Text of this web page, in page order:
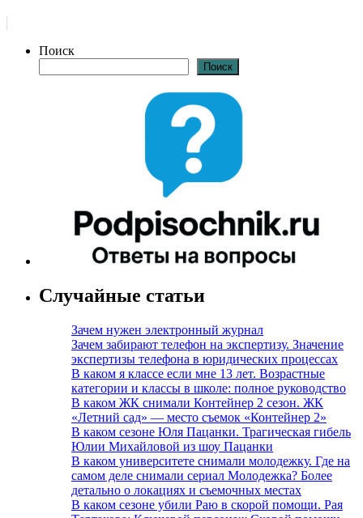
Поиск
Поиск
Случайные статьи
Зачем нужен электронный журнал
Зачем забирают телефон на экспертизу. Значение
экспертизы телефона в юридических процессах
В каком я классе если мне 13 лет. Возрастные
категории и классы в школе: полное руководство
В каком ЖК снимали Контейнер 2 сезон. ЖК
«Летний сад» — место съемок «Контейнер 2»
В каком сезоне Юля Пацанки. Трагическая гибель
Юлии Михайловой из шоу Пацанки
В каком университете снимали молодежку. Где на
самом деле снимали сериал Молодежка? Более
детально о локациях и съемочных местах
В каком сезоне убили Раю в скорой помощи. Рая